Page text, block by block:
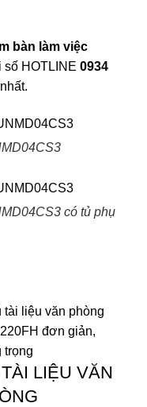
bàn làm việc
HOTLINE 0934
có tủ phụ
LIỆU VĂN